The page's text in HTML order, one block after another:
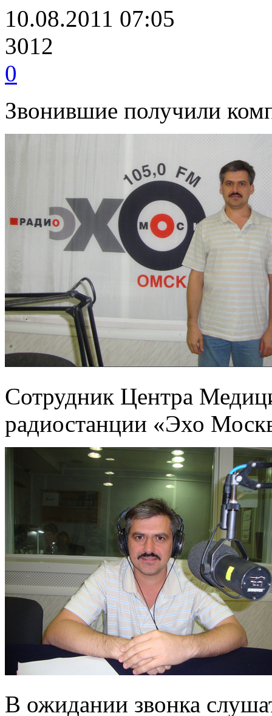
10.08.2011 07:05
3012
0
Звонившие получили
Сотрудник Центра
радиостанции «Эхо
В ожидании звонка